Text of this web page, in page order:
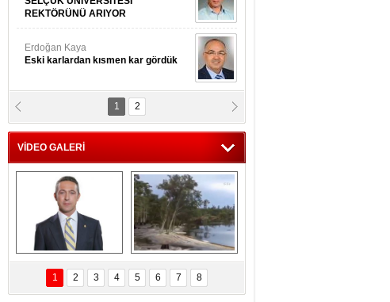
REKTÖRÜNÜ ARIYOR
Erdoğan Kaya
Eski karlardan kısmen kar gördük
Yrd.Doç.Dr. İbrahim BAYKAN
Hüseyin Gök
Zaman ve İnsan
1 2
VİDEO GALERİ
Ali Koç'tan  Lefter
sezonunda herkesi
yeniden saygıya
davet!
Ağaçlar 5 Saniyede
Kayboldu!
SubhanAllah!
1 2 3 4 5 6 7 8